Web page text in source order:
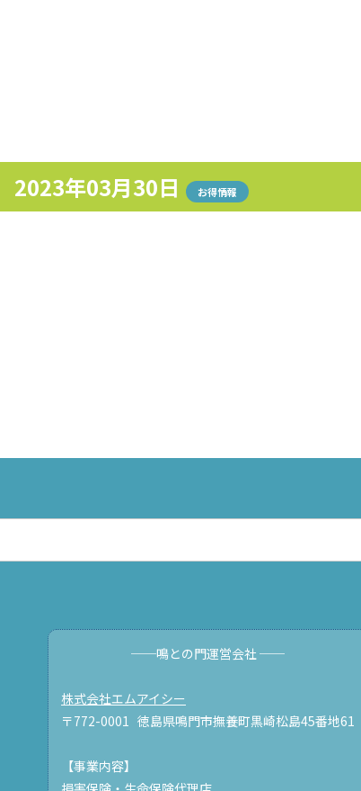
2023年03月30日 お得情報
──鳴との門運営会社 ──
株式会社エムアイシー
〒772-0001 徳島県鳴門市撫養町黒崎松島45番地61
【事業内容】